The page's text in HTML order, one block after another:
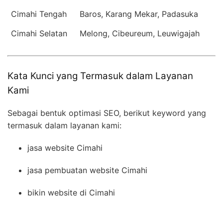
Cimahi Tengah
Baros, Karang Mekar, Padasuka
Cimahi Selatan
Melong, Cibeureum, Leuwigajah
Kata Kunci yang Termasuk dalam Layanan
Kami
Sebagai bentuk optimasi SEO, berikut keyword yang
termasuk dalam layanan kami:
jasa website Cimahi
jasa pembuatan website Cimahi
bikin website di Cimahi